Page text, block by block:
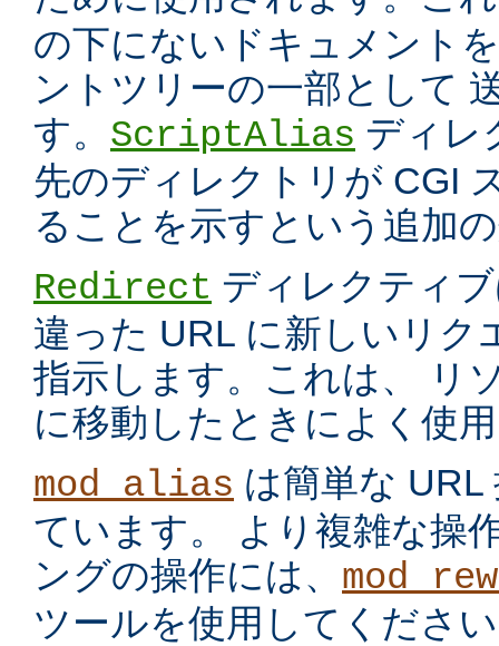
の下にないドキュメント
ントツリーの一部として
す。 ScriptAlias ディレ
先のディレクトリが CGI
ることを示すという追加
Redirect ディレクティ
違った URL に新しいリク
指示します。これは、 リ
に移動したときによく使
mod_alias は簡単な URL
ています。 より複雑な操
ングの操作には、
ツールを使用してくださ